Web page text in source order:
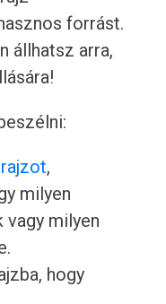
forrást.
állhatsz arra,
,
milyen
vagy milyen
hogy